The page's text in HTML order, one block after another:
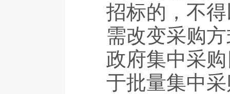
招标的，不
需改变采购
政府集中采
于批量集中